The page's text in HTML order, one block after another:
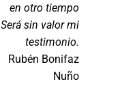
en otro tiempo
Será sin valor mi
testimonio.
Rubén Bonifaz
Nuño